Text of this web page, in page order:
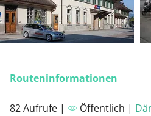
Routeninformationen
82 Aufrufe | Öffentlich |